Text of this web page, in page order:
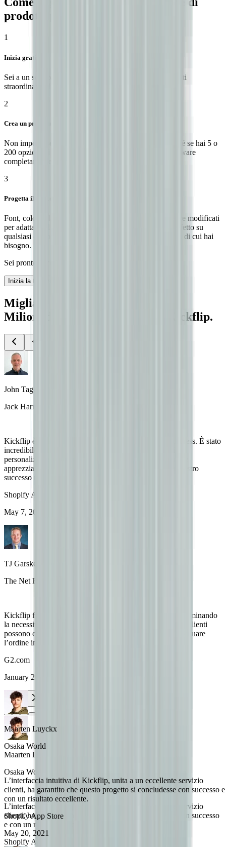
prodotti personalizzati in Wix
1
Inizia gratis
Sei a un solo passo dal creare un configuratore di prodotti
straordinario. Installa Kickflip nel tuo negozio Wix.
2
Crea un prodotto personalizzato
Non importa se vendi articoli sportivi o tazze da caffè, né se hai 5 o
200 opzioni di prodotto: siamo al tuo fianco con un software
completamente visuale, facile da imparare e da usare.
3
Progetta il tuo configuratore di prodotti
Font, colori e layout del tuo configuratore possono essere modificati
per adattarsi al tuo brand. Rendi il tuo configuratore perfetto su
qualsiasi dispositivo grazie a tutta la flessibilità di design di cui hai
bisogno.
Sei pronto per andare online!
Inizia la tua prova gratuita
Migliaia di brand.
Milioni di carrelli riempiti con Kickflip.
John Taggart
Jack Harry and Ollie
Kickflip è stata una fantastica aggiunta per il nostro business. È stato
incredibile poter offrire ai nostri clienti la possibilità di
personalizzare i loro ordini. Il supporto è stato eccellente e
apprezziamo particolarmente che il prezzo sia legato al nostro
successo man mano che i clienti effettuano acquisti.
Shopify App Store
May 7, 2021
TJ Garske
The Net Return
Kickflip fa risparmiare moltissimo tempo al nostro team eliminando
la necessità di creare mockup personalizzati per i clienti. I clienti
possono creare il proprio prodotto autonomamente ed effettuare
l’ordine immediatamente, senza scambi continui.
G2.com
January 26, 2026
Maarten Luyckx
Osaka World
L’interfaccia intuitiva di Kickflip, unita a un eccellente servizio
clienti, ha garantito che questo progetto si concludesse con successo e
con un risultato eccellente.
Shopify App Store
May 20, 2021
Maarten Luyckx
Osaka World
L’interfaccia intuitiva di Kickflip, unita a un eccellente servizio
clienti, ha garantito che questo progetto si concludesse con successo
e con un risultato eccellente.
Shopify App Store